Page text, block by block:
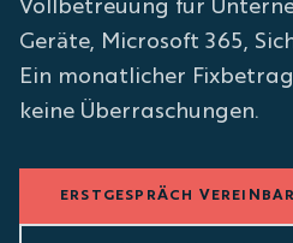
Vollbetreuung für
Geräte, Microsoft 365,
Ein monatlicher
keine Überraschungen.
ERSTGESPRÄCH